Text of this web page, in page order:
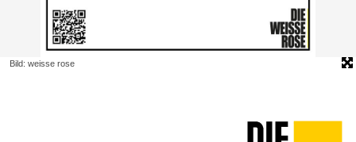
Bild: weisse rose